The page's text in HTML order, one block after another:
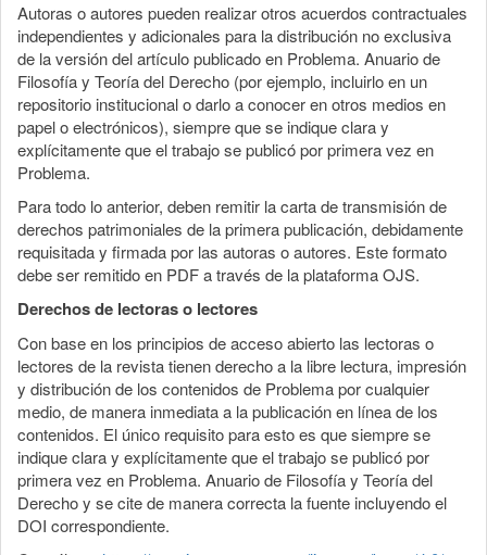
Autoras o autores pueden realizar otros acuerdos contractuales
independientes y adicionales para la distribución no exclusiva
de la versión del artículo publicado en Problema. Anuario de
Filosofía y Teoría del Derecho (por ejemplo, incluirlo en un
repositorio institucional o darlo a conocer en otros medios en
papel o electrónicos), siempre que se indique clara y
explícitamente que el trabajo se publicó por primera vez en
Problema.
Para todo lo anterior, deben remitir la carta de transmisión de
derechos patrimoniales de la primera publicación, debidamente
requisitada y firmada por las autoras o autores. Este formato
debe ser remitido en PDF a través de la plataforma OJS.
Derechos de lectoras o lectores
Con base en los principios de acceso abierto las lectoras o
lectores de la revista tienen derecho a la libre lectura, impresión
y distribución de los contenidos de Problema por cualquier
medio, de manera inmediata a la publicación en línea de los
contenidos. El único requisito para esto es que siempre se
indique clara y explícitamente que el trabajo se publicó por
primera vez en Problema. Anuario de Filosofía y Teoría del
Derecho y se cite de manera correcta la fuente incluyendo el
DOI correspondiente.